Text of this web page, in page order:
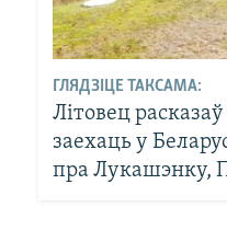
ГЛЯДЗІЦЕ ТАКСАМА:
Літовец
заехаць у
пра Лукашэнку,